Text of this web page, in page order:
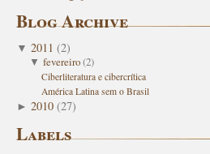
Blog Archive
▼ 2011 (2)
▼ fevereiro(2)
Ciberliteratura e cibercrítica
América Latina sem o Brasil
► 2010 (27)
Labels